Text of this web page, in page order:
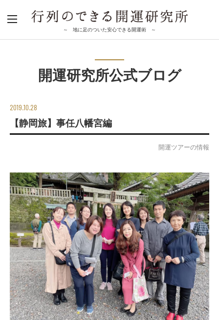
～ 地に足のついた安心できる開運術 ～
開運研究所公式ブログ
2019.10.28
【静岡旅】事任八幡宮編
開運ツアーの情報